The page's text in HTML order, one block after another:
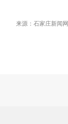
来源：石家庄新闻网